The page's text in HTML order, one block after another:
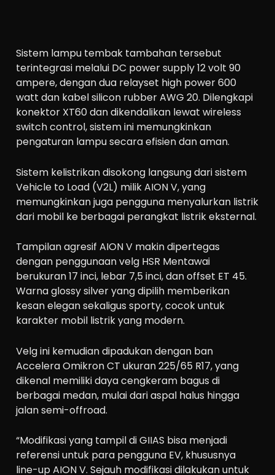
Sistem lampu tembak tambahan tersebut
terintegrasi melalui DC power supply 12 volt 90
ampere, dengan dua relayset high power 600
watt dan kabel silicon rubber AWG 20. Dilengkapi
konektor XT60 dan dikendalikan lewat wireless
switch control, sistem ini memungkinkan
pengaturan lampu secara efisien dan aman.
Sistem kelistrikan disokong langsung dari sistem
Vehicle to Load (V2L) milik AION V, yang
memungkinkan juga pengguna menyalurkan listrik
dari mobil ke berbagai perangkat listrik eksternal.
Tampilan agresif AION V makin dipertegas
dengan penggunaan velg HSR Mentawai
berukuran 17 inci, lebar 7,5 inci, dan offset ET 45.
Warna glossy silver yang dipilih memberikan
kesan elegan sekaligus sporty, cocok untuk
karakter mobil listrik yang modern.
Velg ini kemudian dipadukan dengan ban
Accelera Omikron CT ukuran 225/65 R17, yang
dikenal memiliki daya cengkeram bagus di
berbagai medan, mulai dari aspal halus hingga
jalan semi-offroad.
“Modifikasi yang tampil di GIIAS bisa menjadi
referensi untuk para pengguna EV, khususnya
line-up AION V. Sejauh modifikasi dilakukan untuk